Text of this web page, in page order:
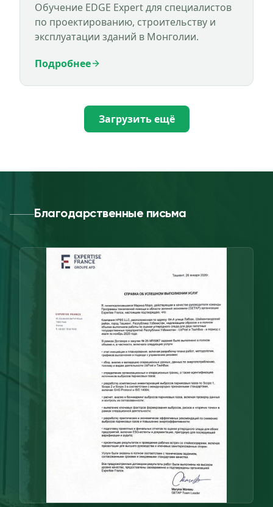
Обучение EDGE Expert для специалистов
по проектированию, строительству и
эксплуатации зданий в Монголии.
Подробнее
Загрузить ещё
Благодарственные письма